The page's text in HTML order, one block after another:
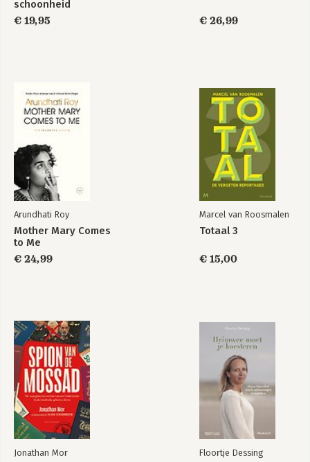
schoonheid
€ 19,95
€ 26,99
Arundhati Roy
Mother Mary Comes
to Me
€ 24,99
Marcel van Roosmalen
Totaal 3
€ 15,00
Jonathan Mor Floortje Dessing